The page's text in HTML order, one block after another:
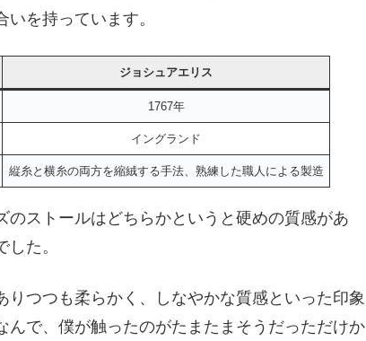
を持っています。
ジョシュアエリス
1767年
イングランド
縦糸と横糸の両方を縮絨する手法、熟練した職人による製造
ストールはどちらかというと硬めの質感があ
た。
つつも柔らかく、しなやかな質感といった印象
で、僕が触ったのがたまたまそうだっただけか